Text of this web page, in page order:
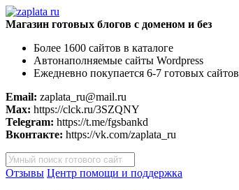
Магазин готовых блогов с доменом и без
Более 1600 сайтов в каталоге
Автонаполняемые сайты Wordpress
Ежедневно покупается 6-7 готовых сайтов
Email: zaplata_ru@mail.ru
Max: https://clck.ru/3SZQNY
Telegram: https://t.me/fgsbankd
Вконтакте: https://vk.com/zaplata_ru
Поиск
товаров
Отзывы Центр помощи и поддержка